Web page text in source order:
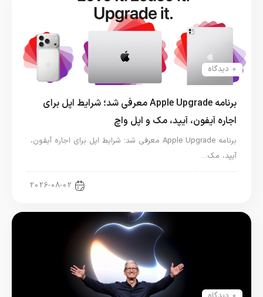
0 دیدگاه
برنامه Apple Upgrade معرفی شد؛ شرایط اپل برای
اجاره آیفون، آیپد، مک و اپل واچ
برنامه Apple Upgrade معرفی شد؛ شرایط اپل برای اجاره آیفون،
آیپد، مک…
2026-08-02